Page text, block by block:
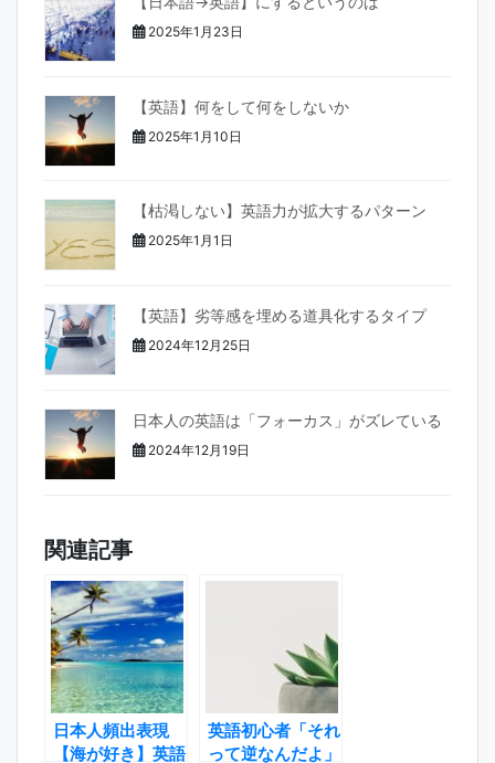
2025年1月23日
【英語】何をして何をしないか
2025年1月10日
【枯渇しない】英語力が拡大するパターン
2025年1月1日
【英語】劣等感を埋める道具化するタイプ
2024年12月25日
日本人の英語は「フォーカス」がズレている
2024年12月19日
関連記事
日本人頻出表現
【海が好き】英語
英語初心者「それ
って逆なんだよ」